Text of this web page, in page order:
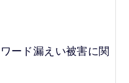
ード漏えい被害に関